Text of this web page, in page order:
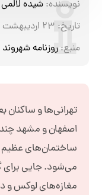
نویسنده: شیده لالمی
تاریخ: ۲۳ اردیبهشت ۱۳۹۴
منبع: روزنامه شهروند
تهرانی‌ها و
اصفهان و مشهد
ساختمان‌های عظیم
می‌شود. جایی برای
مغازه‌های لوکس و